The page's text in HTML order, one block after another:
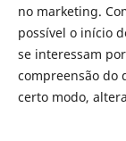
no marketing.
possível o início
se interessam
compreensão do
certo modo,